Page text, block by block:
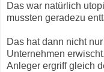
Das war natürlich
mussten geradezu
Das hat dann nicht
Unternehmen
Anleger ergriff gleich